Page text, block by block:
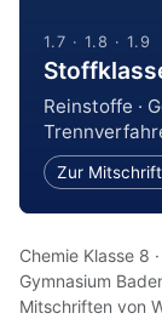
1.7 · 1.8 · 1.9
Reinstoffe ·
Zur
Chemie Klasse 8
Gymnasium
Mitschriften von